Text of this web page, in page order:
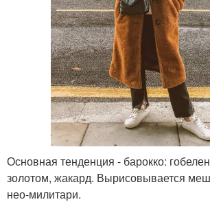
Основная тенденция - барокко:
золотом, жакард. Вырисовывается
нео-милитари.